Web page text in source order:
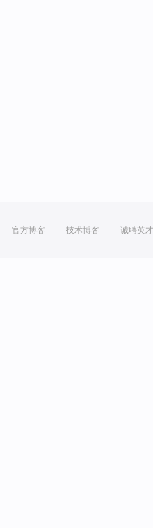
官方博客 技术博客 诚聘英才